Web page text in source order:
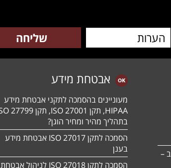
–
אבטחת מידע
מעוניינים בהסמכה לתקני אבטחת מידע
בתהליך מהיר ומחיר הוגן?
הסמכה לתקן 27017 ISO אבטחת מידע
בענן
הסמכה לתקן ISO 27018 לניהול אבטחת